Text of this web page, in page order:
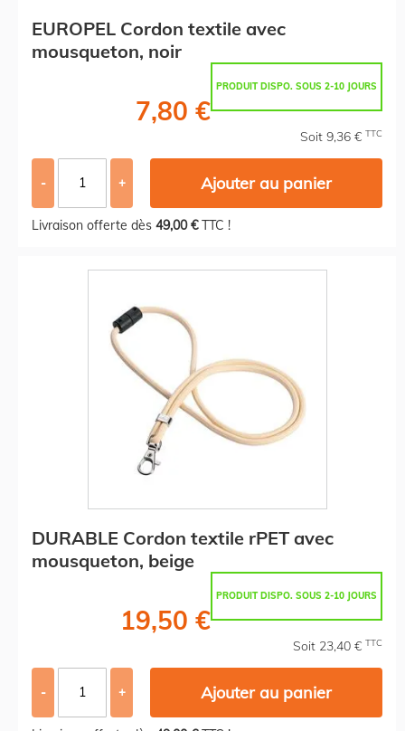
EUROPEL Cordon textile avec
mousqueton, noir
PRODUIT DISPO. SOUS 2-10 JOURS
7,80 €
Soit 9,36 € TTC
- + Ajouter au panier
Livraison offerte dès 49,00 €TTC !
DURABLE Cordon textile rPET avec
mousqueton, beige
PRODUIT DISPO. SOUS 2-10 JOURS
19,50 €
Soit 23,40 € TTC
- + Ajouter au panier